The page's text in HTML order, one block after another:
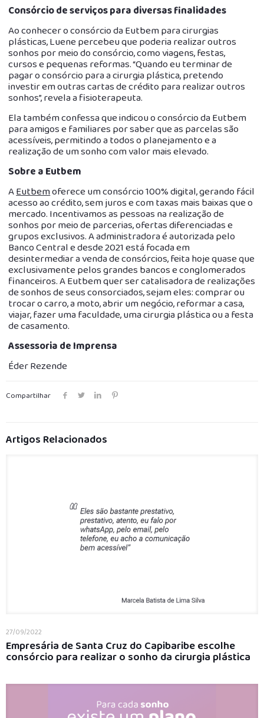
Consórcio de serviços para diversas finalidades
Ao conhecer o consórcio da Eutbem para cirurgias
plásticas, Luene percebeu que poderia realizar outros
sonhos por meio do consórcio, como viagens, festas,
cursos e pequenas reformas. “Quando eu terminar de
pagar o consórcio para a cirurgia plástica, pretendo
investir em outras cartas de crédito para realizar outros
sonhos”, revela a fisioterapeuta.
Ela também confessa que indicou o consórcio da Eutbem
para amigos e familiares por saber que as parcelas são
acessíveis, permitindo a todos o planejamento e a
realização de um sonho com valor mais elevado.
Sobre a Eutbem
AEutbemoferece um consórcio 100% digital, gerando fácil
acesso ao crédito, sem juros e com taxas mais baixas que o
mercado. Incentivamos as pessoas na realização de
sonhos por meio de parcerias, ofertas diferenciadas e
grupos exclusivos. A administradora é autorizada pelo
Banco Central e desde 2021 está focada em
desintermediar a venda de consórcios, feita hoje quase que
exclusivamente pelos grandes bancos e conglomerados
financeiros. A Eutbem quer ser catalisadora de realizações
de sonhos de seus consorciados, sejam eles: comprar ou
trocar o carro, a moto, abrir um negócio, reformar a casa,
viajar, fazer uma faculdade, uma cirurgia plástica ou a festa
de casamento.
Assessoria de Imprensa
Éder Rezende
Compartilhar
Artigos Relacionados
27/09/2022
Empresária de Santa Cruz do Capibaribe escolhe
consórcio para realizar o sonho da cirurgia plástica